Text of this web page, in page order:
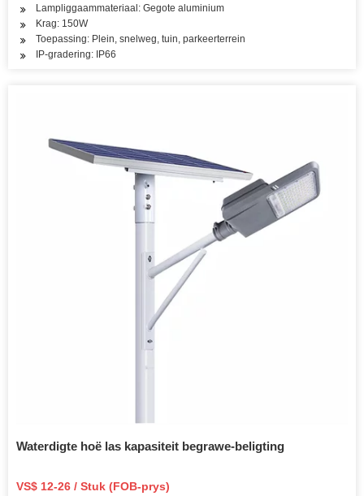
Lampliggaammateriaal: Gegote aluminium
Krag: 150W
Toepassing: Plein, snelweg, tuin, parkeerterrein
IP-gradering: IP66
Waterdigte hoë las kapasiteit begrawe-beligting
VS$ 12-26 / Stuk (FOB-prys)